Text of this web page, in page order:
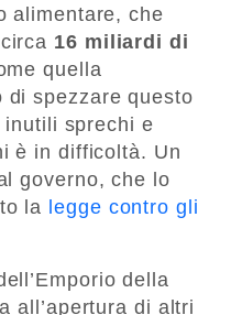
alimentare, che
16 miliardi di
quella
di spezzare questo
sprechi e
è in difficoltà. Un
governo, che lo
la legge contro gli
della
all’apertura di altri